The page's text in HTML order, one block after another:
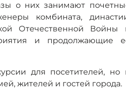
о них занимают
комбината,
Отечественной Войны
и продолжающие
для посетителей, но
жителей и гостей города.